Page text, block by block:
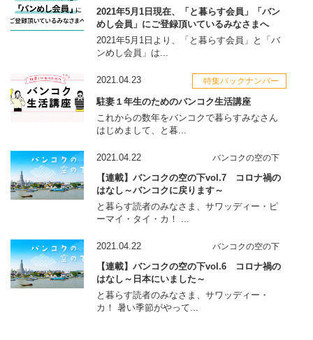
2021年5月1日現在、「と暮らす会員」「バン
めし会員」にご登録頂いているみなさまへ
2021年5月1日より、「と暮らす会員」と「バ
ンめし会員」は...
2021.04.23 特集バックナンバー
駐妻１年生のためのバンコク生活講座
これからの数年をバンコクで暮らすみなさん
はじめまして、と暮...
2021.04.22 バンコクの空の下
【連載】バンコクの空の下vol.7 コロナ禍の
はなし～バンコクに戻ります～
と暮らす読者のみなさま、サワッディー・ピ
ーマイ・タイ・カ！ ...
2021.04.22 バンコクの空の下
【連載】バンコクの空の下vol.6 コロナ禍の
はなし～日本にいました～
と暮らす読者のみなさま、サワッディー・
カ！ 暑い季節がやって...